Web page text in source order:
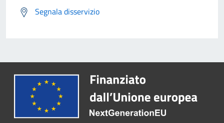
Segnala disservizio